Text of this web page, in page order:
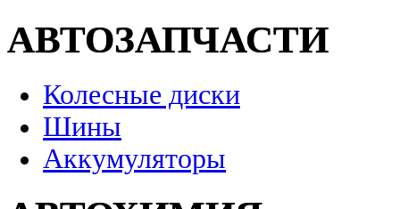
АВТОЗАПЧАСТИ
Колесные диски
Шины
Аккумуляторы